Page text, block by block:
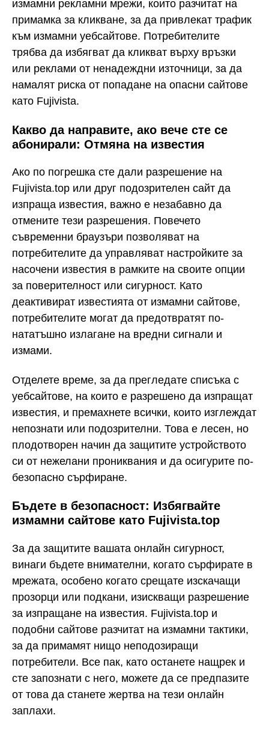
измамни рекламни мрежи, които разчитат на
примамка за кликване, за да привлекат трафик
към измамни уебсайтове. Потребителите
трябва да избягват да кликват върху връзки
или реклами от ненадеждни източници, за да
намалят риска от попадане на опасни сайтове
като Fujivista.
Какво да направите, ако вече сте се
абонирали: Отмяна на известия
Ако по погрешка сте дали разрешение на
Fujivista.top или друг подозрителен сайт да
изпраща известия, важно е незабавно да
отмените тези разрешения. Повечето
съвременни браузъри позволяват на
потребителите да управляват настройките за
насочени известия в рамките на своите опции
за поверителност или сигурност. Като
деактивират известията от измамни сайтове,
потребителите могат да предотвратят по-
нататъшно излагане на вредни сигнали и
измами.
Отделете време, за да прегледате списъка с
уебсайтове, на които е разрешено да изпращат
известия, и премахнете всички, които изглеждат
непознати или подозрителни. Това е лесен, но
плодотворен начин да защитите устройството
си от нежелани прониквания и да осигурите по-
безопасно сърфиране.
Бъдете в безопасност: Избягвайте
измамни сайтове като Fujivista.top
За да защитите вашата онлайн сигурност,
винаги бъдете внимателни, когато сърфирате в
мрежата, особено когато срещате изскачащи
прозорци или подкани, изискващи разрешение
за изпращане на известия. Fujivista.top и
подобни сайтове разчитат на измамни тактики,
за да примамят нищо неподозиращи
потребители. Все пак, като останете нащрек и
сте запознати с него, можете да се предпазите
от това да станете жертва на тези онлайн
заплахи.